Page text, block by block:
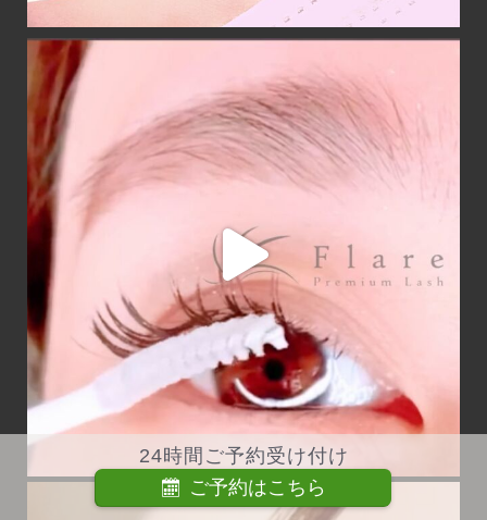
24時間ご予約受け付け
ご予約はこちら